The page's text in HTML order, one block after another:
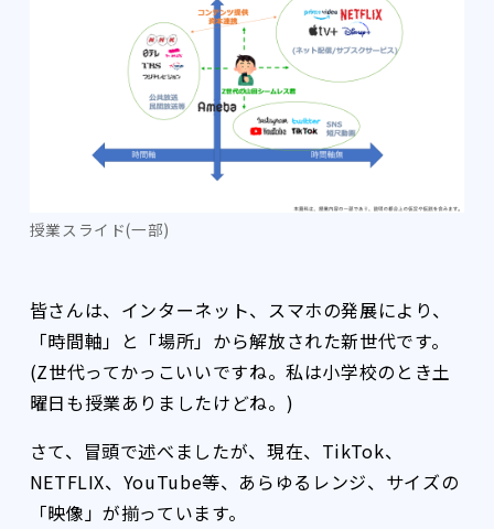
授業スライド(一部)
皆さんは、インターネット、スマホの発展により、
「時間軸」と「場所」から解放された新世代です。
(Z世代ってかっこいいですね。私は小学校のとき土
曜日も授業ありましたけどね。)
さて、冒頭で述べましたが、現在、TikTok、
NETFLIX、YouTube等、あらゆるレンジ、サイズの
「映像」が揃っています。